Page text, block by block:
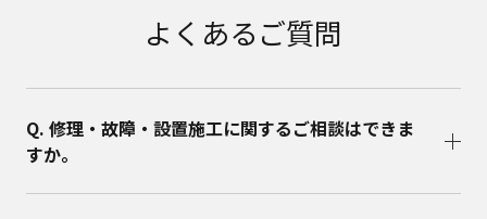
よくあるご質問
Q. 修理・故障・設置施工に関するご相談はできま
すか。